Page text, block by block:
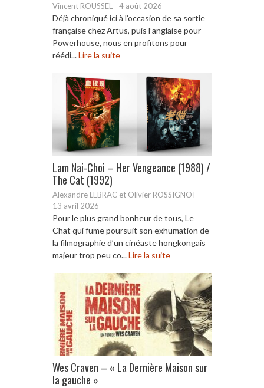
Vincent ROUSSEL - 4 août 2026
Déjà chroniqué ici à l’occasion de sa sortie
française chez Artus, puis l’anglaise pour
Powerhouse, nous en profitons pour
réédi...Lire la suite
Lam Nai-Choi – Her Vengeance (1988) /
The Cat (1992)
Alexandre LEBRAC et Olivier ROSSIGNOT -
13 avril 2026
Pour le plus grand bonheur de tous, Le
Chat qui fume poursuit son exhumation de
la filmographie d’un cinéaste hongkongais
majeur trop peu co...Lire la suite
Wes Craven – « La Dernière Maison sur
la gauche »